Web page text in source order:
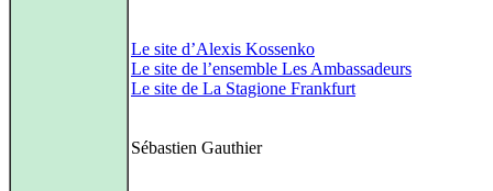
Le site d’Alexis Kossenko
Le site de l’ensemble Les Ambassadeurs
Le site de La Stagione Frankfurt
Sébastien Gauthier